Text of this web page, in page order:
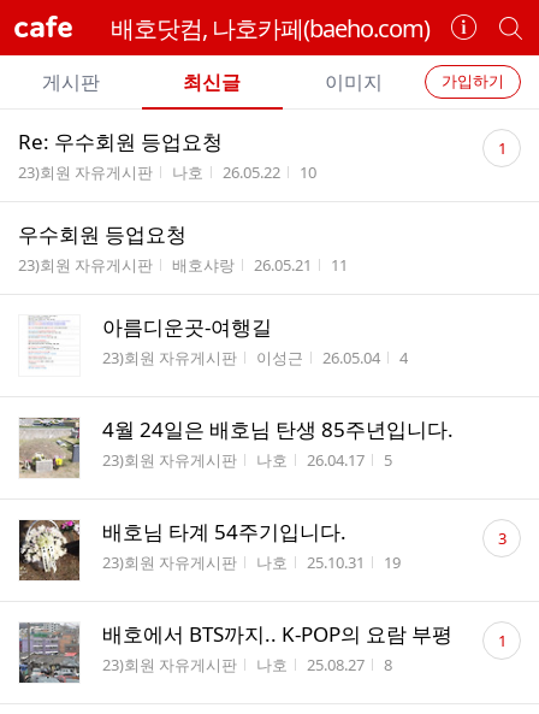
cafe 배호닷컴, 나호카페(baeho.com)
카
페
정
보
개
별
카
페
검
색
카
페
메
뉴
가입하기
게시판 최신글 이미지
전
체
글
리
Re: 우수회원 등업요청
게시판명
23)회원 자유게시판 작성자
나호 작성시간
26.05.22 조회수
10
댓
글 1
우수회원 등업요청
게시판명
23)회원 자유게시판 작성자
배호샤랑 작성시간
26.05.21 조회수
11
아름디운곳-여행길
게시판명
23)회원 자유게시판 작성자
이성근 작성시간
26.05.04 조회수
4
4월 24일은 배호님 탄생 85주년입니다.
게시판명
23)회원 자유게시판 작성자
나호 작성시간
26.04.17 조회수
5
배호님 타계 54주기입니다.
게시판명
23)회원 자유게시판 작성자
나호 작성시간
25.10.31 조회수
19
댓
글 3
배호에서 BTS까지.. K-POP의 요람 부평
게시판명
23)회원 자유게시판 작성자
나호 작성시간
25.08.27 조회수
8
댓
글 1